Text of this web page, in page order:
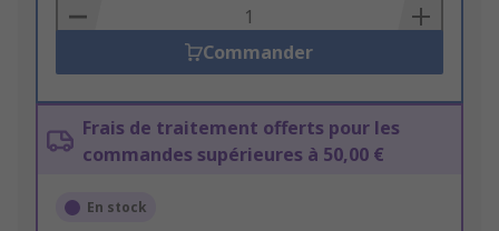
Basket
Commander
Frais de traitement offerts pour les
commandes supérieures à 50,00 €
En stock